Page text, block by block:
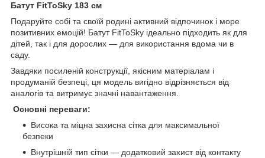
Батут FitToSky 183 см
Подаруйте собі та своїй родині активний відпочинок і море
позитивних емоцій! Батут FitToSky ідеально підходить як для
дітей, так і для дорослих — для використання вдома чи в
саду.
Завдяки посиленій конструкції, якісним матеріалам і
продуманій безпеці, ця модель вигідно відрізняється від
аналогів та витримує значні навантаження.
Основні переваги:
Висока та міцна захисна сітка для максимальної
безпеки
Внутрішній тип сітки — додатковий захист від контакту